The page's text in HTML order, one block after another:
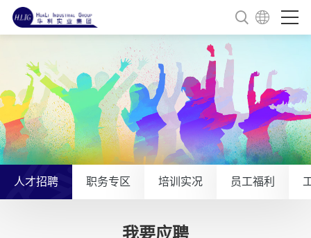
人才招聘 职务专区 培训实况 员工福利
我要应聘